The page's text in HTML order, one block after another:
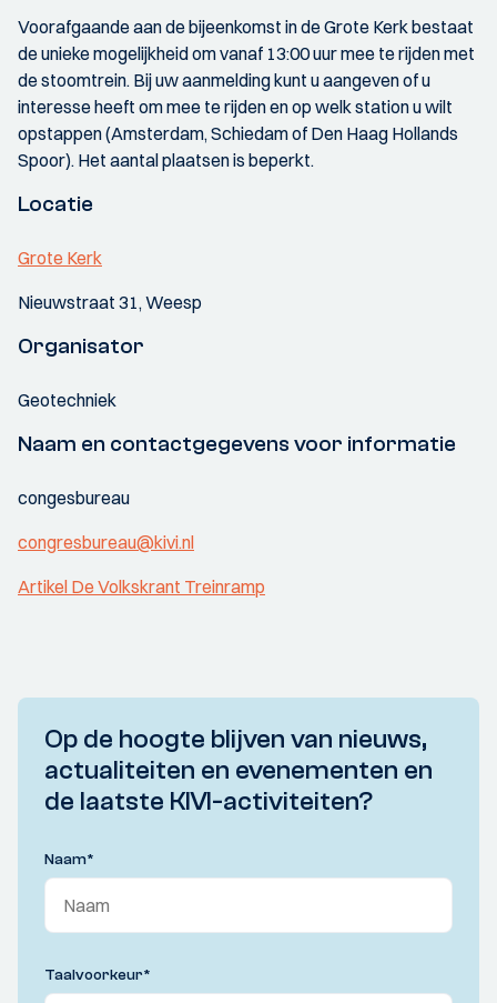
Voorafgaande aan de bijeenkomst in de Grote Kerk bestaat
de unieke mogelijkheid om vanaf 13:00 uur mee te rijden met
de stoomtrein. Bij uw aanmelding kunt u aangeven of u
interesse heeft om mee te rijden en op welk station u wilt
opstappen (Amsterdam, Schiedam of Den Haag Hollands
Spoor). Het aantal plaatsen is beperkt.
Locatie
Grote Kerk
Nieuwstraat 31, Weesp
Organisator
Geotechniek
Naam en contactgegevens voor informatie
congesbureau
congresbureau@kivi.nl
Artikel De Volkskrant Treinramp
Op de hoogte blijven van nieuws,
actualiteiten en evenementen en
de laatste KIVI-activiteiten?
Naam*
Taalvoorkeur*